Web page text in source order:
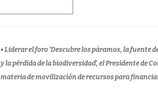
• Liderar el foro ‘Descubre los páramos, la
y la pérdida de la biodiversidad’, el Presidente de
materia de movilización de recursos para